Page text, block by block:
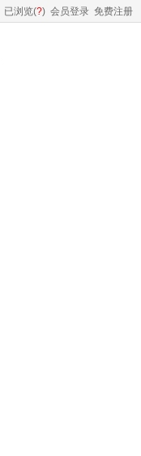
已浏览(?) 会员登录 免费注册